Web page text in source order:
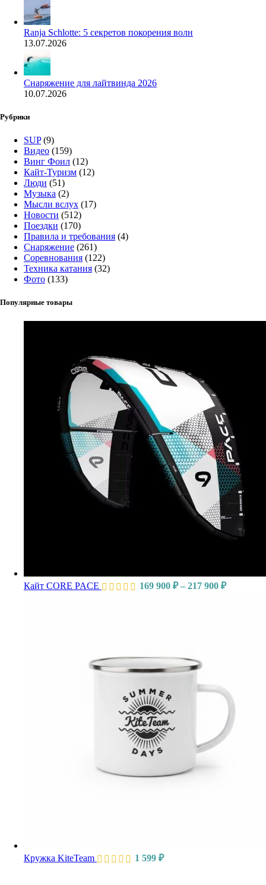
Ranja Schlotte: 5 секретов покорения волн
13.07.2026
Снаряжение для лайтвинда 2026
10.07.2026
Рубрики
SUP(9)
Видео (159)
Винг Фоил (12)
Кайт-Туризм (12)
Люди (51)
Музыка (2)
Мысли вслух (17)
Новости (512)
Поездки (170)
Правила и требования (4)
Снаряжение (261)
Соревнования (122)
Техника катания (32)
Фото (133)
Популярные товары
Кайт CORE PACE 169 900 ₽ – 217 900 ₽
Кружка KiteTeam 1 599 ₽